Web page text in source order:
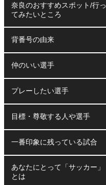
奈良のおすすめスポット/行っ
てみたいところ
背番号の由来
仲のいい選手
プレーしたい選手
目標・尊敬する人や選手
一番印象に残っている試合
あなたにとって「サッカー」
とは